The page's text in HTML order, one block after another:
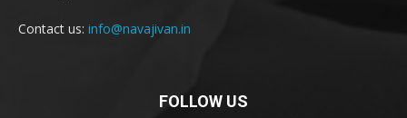
Contact us: info@navajivan.in
FOLLOW US